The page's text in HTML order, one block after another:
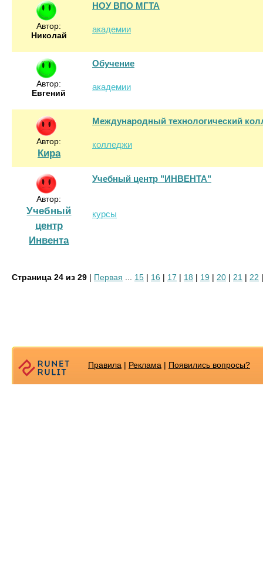
Автор:
Николай
НОУ ВПО МГТА
академии
Автор:
Евгений
Обучение
академии
Автор:
Кира
Международный технологический
колледжи
Автор:
Учебный
центр
Инвента
Учебный центр "ИНВЕНТА"
курсы
Страница 24 из 29 | Первая 15 | 16 | 17 | 18 | 19 | 20 | 21 | 22
Правила | Реклама | Появилиcь вопросы?